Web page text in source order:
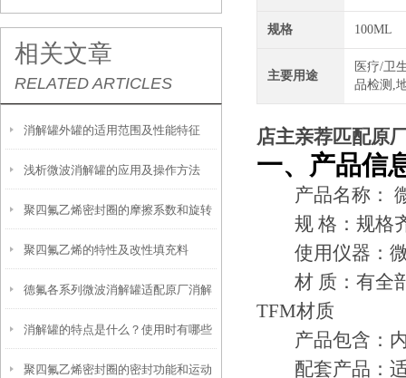
相关文章
RELATED ARTICLES
消解罐外罐的适用范围及性能特征
浅析微波消解罐的应用及操作方法
聚四氟乙烯密封圈的摩擦系数和旋转
运动
聚四氟乙烯的特性及改性填充料
德氟各系列微波消解罐适配原厂消解
仪
消解罐的特点是什么？使用时有哪些
注意事项？
聚四氟乙烯密封圈的密封功能和运动
规格 100ML
主要用途
医疗/卫
品检测,
店主亲荐匹配原
一、产品信
产品名称：
规 格：规格齐
使用仪器：微
材 质：有全部
TFM材质
产品包含：内
配套产品：适